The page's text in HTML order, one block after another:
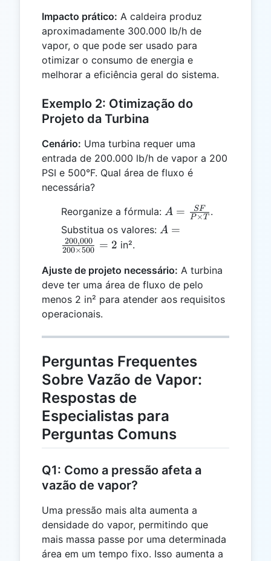
300,000
=
136,077.6
Impacto prático: A caldeira produz
aproximadamente 300.000 lb/h de
vapor, o que pode ser usado para
otimizar o consumo de energia e
melhorar a eficiência geral do sistema.
Exemplo 2: Otimização do
Projeto da Turbina
Cenário: Uma turbina requer uma
entrada de 200.000 lb/h de vapor a 200
PSI e 500°F. Qual área de fluxo é
necessária?
Reorganize a fórmula: A =
\frac{SF}
A = P ×T
SF
.
Substitua os valores: A =
500} = 2
A =
200×500
200,000 = 2 in².
Ajuste de projeto necessário: A turbina
deve ter uma área de fluxo de pelo
menos 2 in² para atender aos requisitos
operacionais.
Perguntas Frequentes
Sobre Vazão de Vapor:
Respostas de
Especialistas para
Perguntas Comuns
Q1: Como a pressão afeta a
vazão de vapor?
Uma pressão mais alta aumenta a
densidade do vapor, permitindo que
mais massa passe por uma determinada
área em um tempo fixo. Isso aumenta a